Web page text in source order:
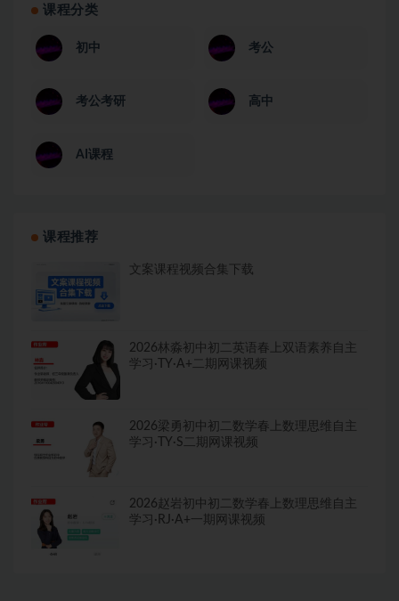
课程分类
初中 考公
考公考研 高中
AI课程
课程推荐
文案课程视频合集下载
2026林淼初中初二英语春上双语素养自主
学习·TY·A+二期网课视频
2026梁勇初中初二数学春上数理思维自主
学习·TY·S二期网课视频
2026赵岩初中初二数学春上数理思维自主
学习·RJ·A+一期网课视频